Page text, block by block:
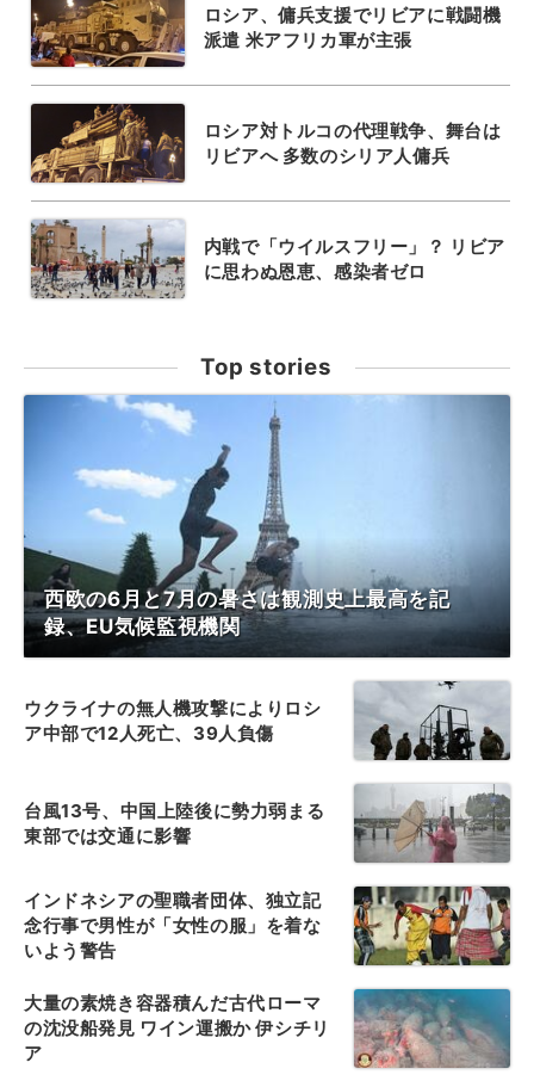
ロシア、傭兵支援でリビアに戦闘機
派遣 米アフリカ軍が主張
ロシア対トルコの代理戦争、舞台は
リビアへ 多数のシリア人傭兵
内戦で「ウイルスフリー」？ リビア
に思わぬ恩恵、感染者ゼロ
Top stories
西欧の6月と7月の暑さは観測史上最高を記
録、EU気候監視機関
ウクライナの無人機攻撃によりロシ
ア中部で12人死亡、39人負傷
台風13号、中国上陸後に勢力弱まる
東部では交通に影響
インドネシアの聖職者団体、独立記
念行事で男性が「女性の服」を着な
いよう警告
大量の素焼き容器積んだ古代ローマ
の沈没船発見 ワイン運搬か 伊シチリ
ア